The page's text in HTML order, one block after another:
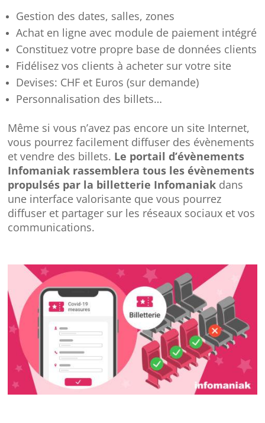
Gestion des dates, salles, zones
Achat en ligne avec module de paiement intégré
Constituez votre propre base de données clients
Fidélisez vos clients à acheter sur votre site
Devises: CHF et Euros (sur demande)
Personnalisation des billets…
Même si vous n’avez pas encore un site Internet,
vous pourrez facilement diffuser des évènements
et vendre des billets. Le portail d’évènements
Infomaniak rassemblera tous les évènements
propulsés par la billetterie Infomaniak dans
une interface valorisante que vous pourrez
diffuser et partager sur les réseaux sociaux et vos
communications.